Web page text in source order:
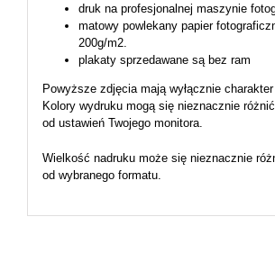
druk na profesjonalnej maszynie
matowy powlekany papier
200g/m2.
plakaty sprzedawane są bez ram
Powyższe zdjęcia mają wyłącznie charakter
Kolory wydruku mogą się nieznacznie
od ustawień Twojego monitora.
Wielkość nadruku może się nieznacznie
od wybranego formatu.